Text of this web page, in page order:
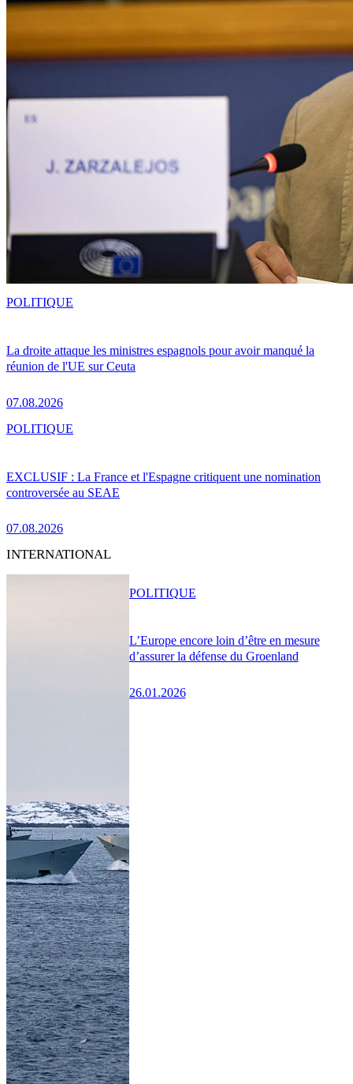
La droite attaque les ministres espagnols pour avoir manqué la
réunion de l'UE sur Ceuta
07.08.2026
POLITIQUE
EXCLUSIF : La France et l'Espagne critiquent une nomination
controversée au SEAE
07.08.2026
POLITIQUE
INTERNATIONAL
L’Europe encore loin d’être en mesure
d’assurer la défense du Groenland
26.01.2026
POLITIQUE